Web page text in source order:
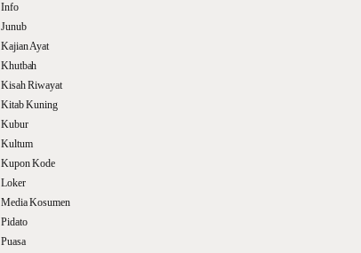
Info
Junub
Kajian Ayat
Khutbah
Kisah Riwayat
Kitab Kuning
Kubur
Kultum
Kupon Kode
Loker
Media Kosumen
Pidato
Puasa